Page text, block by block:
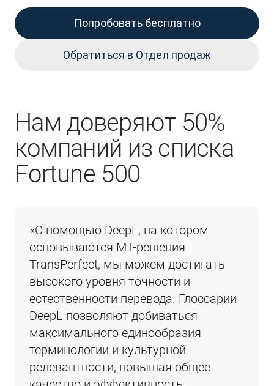
Попробовать бесплатно
Обратиться в Отдел продаж
Нам доверяют 50%
компаний из списка
Fortune 500
«С помощью DeepL, на котором
основываются MT-решения
TransPerfect, мы можем достигать
высокого уровня точности и
естественности перевода. Глоссарии
DeepL позволяют добиваться
максимального единообразия
терминологии и культурной
релевантности, повышая общее